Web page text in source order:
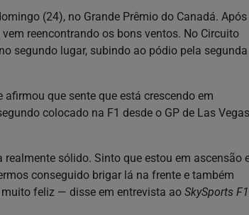
(24), no Grande Prêmio do Canadá. Após
reencontrando os bons ventos. No Circuito
segundo lugar, subindo ao pódio pela segunda
que sente que está crescendo em
colocado na F1 desde o GP de Las Vegas
sólido. Sinto que estou em ascensão
conseguido brigar lá na frente e também
feliz — disse em entrevista ao SkySports F1